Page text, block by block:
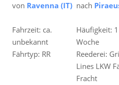
von Ravenna (IT) nach
Fahrzeit: ca.
unbekannt
Häufigkeit:
Woche
Fährtyp: RR
Reederei:
Lines LKW
Fracht